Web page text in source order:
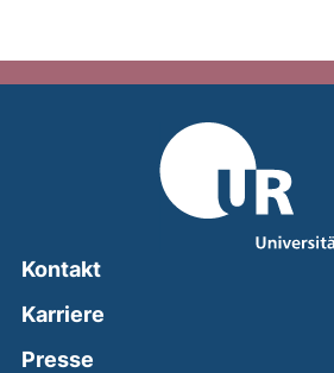
Kontakt
Karriere
Presse